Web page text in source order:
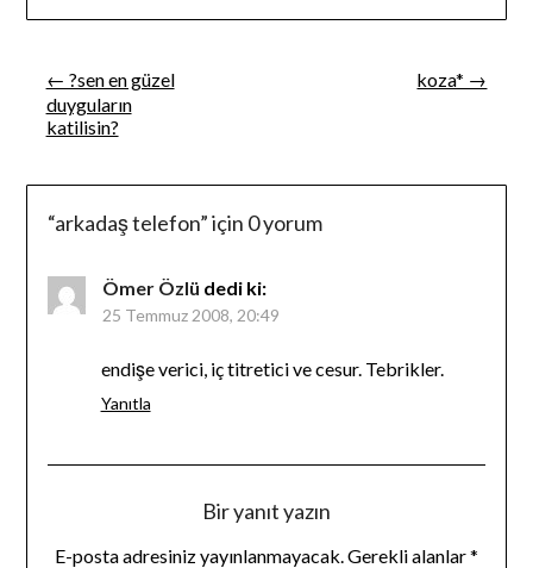
Yazı
gezinmesi
← ?sen en güzel
duyguların
katilisin?
koza* →
“arkadaş telefon” için 0 yorum
Ömer Özlü dedi ki:
25 Temmuz 2008, 20:49
endişe verici, iç titretici ve cesur. Tebrikler.
Yanıtla
Bir yanıt yazın
E-posta adresiniz yayınlanmayacak. Gerekli alanlar*